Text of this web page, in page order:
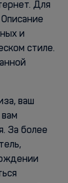
Для
и
стиле.
ваш
За более